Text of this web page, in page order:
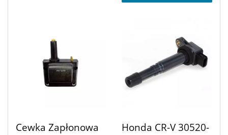
Cewka Zapłonowa
Honda CR-V 30520-